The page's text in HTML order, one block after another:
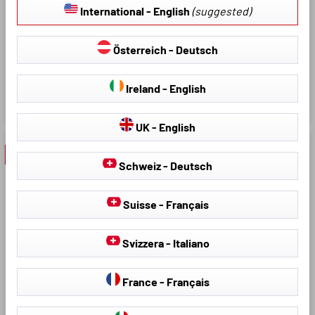
pour enfants
Amplement d'espace pour les
l'amplification ; Co.
Le compagnon de voyage idéal
9,07 € 12,95 €
- 20 % - 20 %
Modèle:
Italia - Italiano
España - Español
Nederland - Nederlands
België - Nederlands
Belgique - Français
Danmark - Dansk
Sverige - Svenska